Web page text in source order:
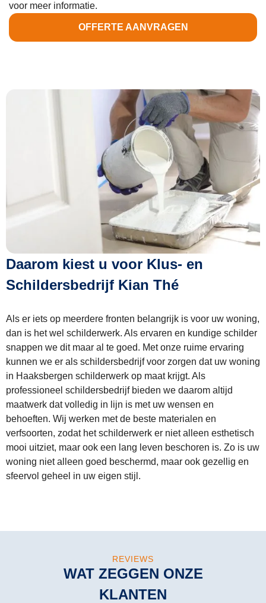
voor meer informatie.
OFFERTE AANVRAGEN
Daarom kiest u voor Klus- en
Schildersbedrijf Kian Thé
Als er iets op meerdere fronten belangrijk is voor uw woning,
dan is het wel schilderwerk. Als ervaren en kundige schilder
snappen we dit maar al te goed. Met onze ruime ervaring
kunnen we er als schildersbedrijf voor zorgen dat uw woning
in Haaksbergen schilderwerk op maat krijgt. Als
professioneel schildersbedrijf bieden we daarom altijd
maatwerk dat volledig in lijn is met uw wensen en
behoeften. Wij werken met de beste materialen en
verfsoorten, zodat het schilderwerk er niet alleen esthetisch
mooi uitziet, maar ook een lang leven beschoren is. Zo is uw
woning niet alleen goed beschermd, maar ook gezellig en
sfeervol geheel in uw eigen stijl.
REVIEWS
WAT ZEGGEN ONZE
KLANTEN